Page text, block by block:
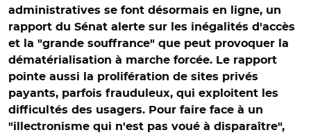
administratives se font désormais en ligne, un
rapport du Sénat alerte sur les inégalités d'accès
et la "grande souffrance" que peut provoquer la
dématérialisation à marche forcée. Le rapport
pointe aussi la prolifération de sites privés
payants, parfois frauduleux, qui exploitent les
difficultés des usagers. Pour faire face à un
"illectronisme qui n'est pas voué à disparaître",